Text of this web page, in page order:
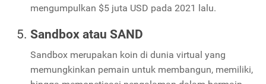
mengumpulkan $5 juta USD pada 2021 lalu.
Sandbox atau SAND
Sandbox merupakan koin di dunia virtual yang
memungkinkan pemain untuk membangun, memiliki,